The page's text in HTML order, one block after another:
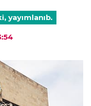
yayımlanıb.